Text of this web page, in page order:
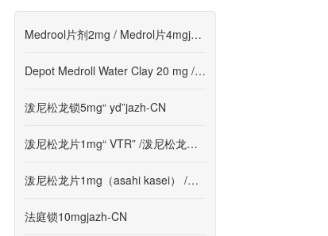
Medrool片剂2mg / Medrol片4mgjazh-CN
Depot Medroll Water Clay 20 mg / Depot Medrol水粘土订单
泼尼松龙锁5mg“ yd”jazh-CN
泼尼松龙片1mg“ VTR” /泼尼松龙片5mg“ VTR”jazh-CN
泼尼松龙片1mg（asahi kasei） /泼尼松龙片5mg（asahi kasei）jazh-C
法庭锁10mgjazh-CN